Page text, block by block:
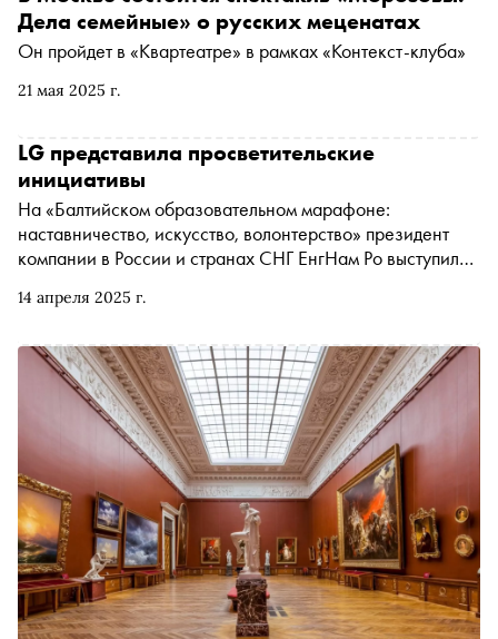
21 мая 2025 г.
Дела семейные» о русских меценатах
Он пройдет в «Квартеатре» в рамках «Контекст-клуба»
14 апреля 2025 г.
LG представила просветительские
инициативы
На «Балтийском образовательном марафоне:
наставничество, искусство, волонтерство» президент
компании в России и странах СНГ ЕнгНам Ро выступил
«Размышления о жизни»